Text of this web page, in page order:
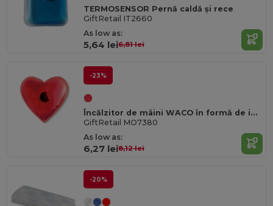
TERMOSENSOR Pernă caldă și rece
GiftRetail IT2660
As low as:
5,64 lei6,81 lei
-23%
Încălzitor de mâini WACO în formă de inimă
GiftRetail MO7380
As low as:
6,27 lei8,12 lei
-20%